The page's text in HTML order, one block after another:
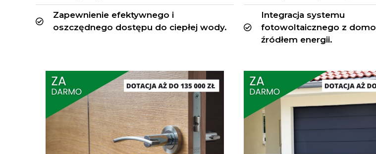
Zapewnienie efektywnego i
oszczędnego dostępu do ciepłej wody.
Integracja systemu
fotowoltaicznego z
źródłem energii.